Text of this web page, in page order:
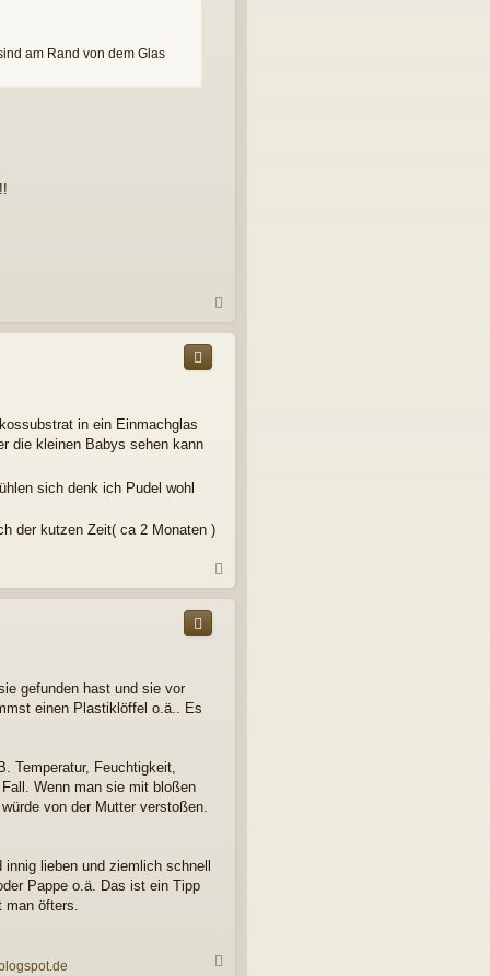
am Rand von dem Glas
!!
c
in ein Einmachglas
die kleinen Babys sehen kann
sich denk ich Pudel wohl
der kutzen Zeit( ca 2 Monaten )
a
c
gefunden hast und sie vor
einen Plastiklöffel o.ä.. Es
Temperatur, Feuchtigkeit,
Wenn man sie mit bloßen
von der Mutter verstoßen.
lieben und ziemlich schnell
Pappe o.ä. Das ist ein Tipp
öfters.